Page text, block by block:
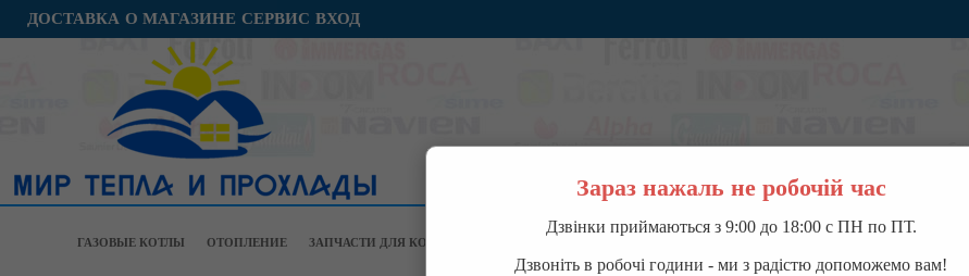
ДОСТАВКА О МАГАЗИНЕ СЕРВИС ВХОД
ГАЗОВЫЕ КОТЛЫ ОТОПЛЕНИЕ ЗАПЧАСТИ ДЛЯ КОТЛОВ
Зараз нажаль не робочій час
Дзвінки приймаються з 9:00 до 18:00 с ПН по ПТ.
Дзвоніть в робочі години - ми з радістю допоможемо вам!